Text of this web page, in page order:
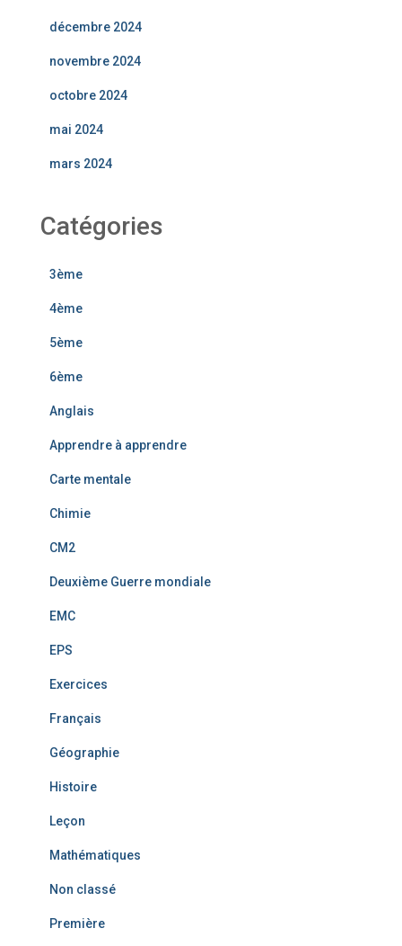
décembre 2024
novembre 2024
octobre 2024
mai 2024
mars 2024
Catégories
3ème
4ème
5ème
6ème
Anglais
Apprendre à apprendre
Carte mentale
Chimie
CM2
Deuxième Guerre mondiale
EMC
EPS
Exercices
Français
Géographie
Histoire
Leçon
Mathématiques
Non classé
Première